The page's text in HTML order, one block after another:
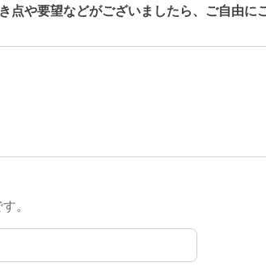
点や要望などがございましたら、ご自由に
や要望などがございましたら、ご自由に
。